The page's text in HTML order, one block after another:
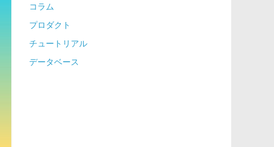
コラム
プロダクト
チュートリアル
データベース